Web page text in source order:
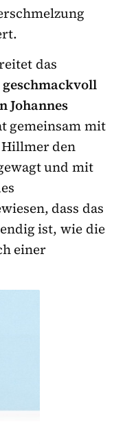
das
geschmackvoll
Johannes
gemeinsam mit
den
und mit
dass das
ist, wie die
einer